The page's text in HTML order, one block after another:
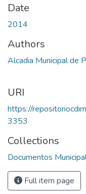
Date
2014
Authors
Alcadia Municipal de
URI
https://
3353
Collections
Documentos
Full item page